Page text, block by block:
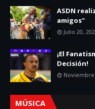
ASDN
amigos"
Julio 20,
¡El
Decisión!
Noviembre
MÚSICA